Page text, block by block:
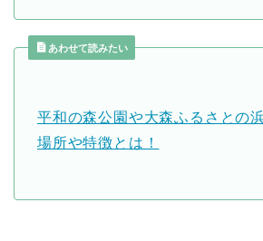
あわせて読みたい
平和の森公園や大森ふるさとの
場所や特徴とは！